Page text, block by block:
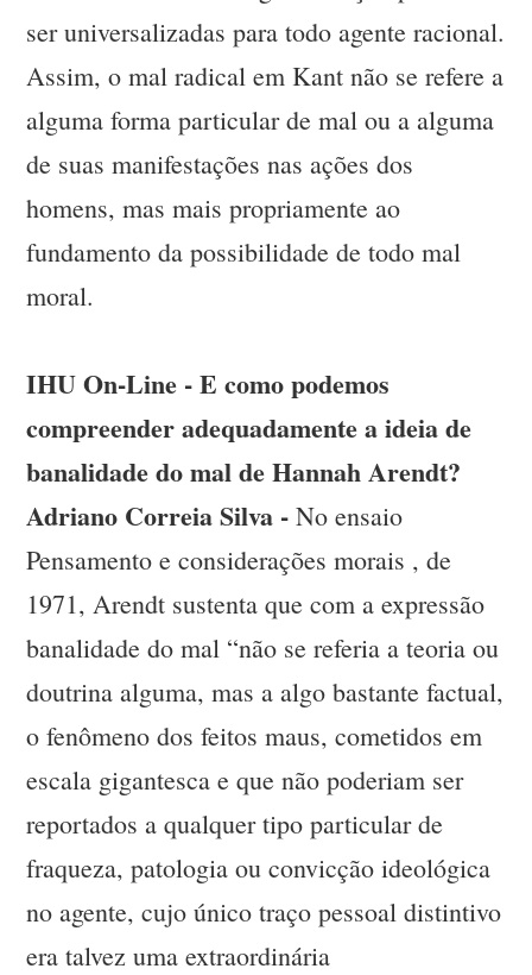
ser universalizadas para todo agente racional.
Assim, o mal radical em Kant não se refere a
alguma forma particular de mal ou a alguma
de suas manifestações nas ações dos
homens, mas mais propriamente ao
fundamento da possibilidade de todo mal
moral.
IHU On-Line - E como podemos
compreender adequadamente a ideia de
banalidade do mal de Hannah Arendt?
Adriano Correia Silva - No ensaio
Pensamento e considerações morais , de
1971, Arendt sustenta que com a expressão
banalidade do mal “não se referia a teoria ou
doutrina alguma, mas a algo bastante factual,
o fenômeno dos feitos maus, cometidos em
escala gigantesca e que não poderiam ser
reportados a qualquer tipo particular de
fraqueza, patologia ou convicção ideológica
no agente, cujo único traço pessoal distintivo
era talvez uma extraordinária